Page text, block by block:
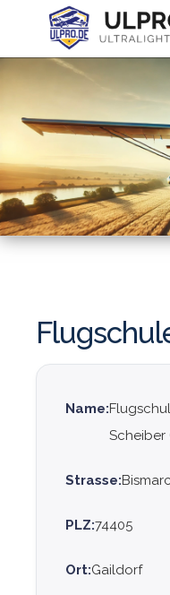
Name:
Scheiber
Strasse:
PLZ:74405
Ort:Gaildorf